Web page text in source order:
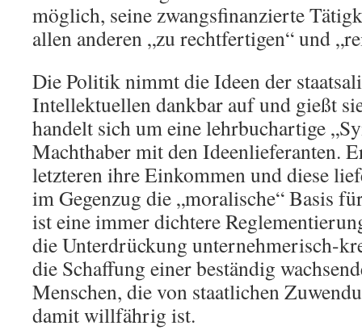
möglich, seine zwangsfinanzierte
allen anderen „zu rechtfertigen“ und
Die Politik nimmt die Ideen der
Intellektuellen dankbar auf und gießt
handelt sich um eine lehrbuchartige
Machthaber mit den Ideenlieferanten.
letzteren ihre Einkommen und diese
im Gegenzug die „moralische“ Basis
ist eine immer dichtere
die Unterdrückung unternehmerisch-
die Schaffung einer beständig
Menschen, die von staatlichen
damit willfährig ist.